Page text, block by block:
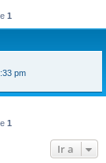
1
pm
1
Ir a